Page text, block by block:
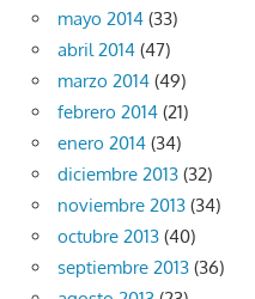
mayo 2014 (33)
abril 2014 (47)
marzo 2014 (49)
febrero 2014 (21)
enero 2014 (34)
diciembre 2013 (32)
noviembre 2013 (34)
octubre 2013 (40)
septiembre 2013 (36)